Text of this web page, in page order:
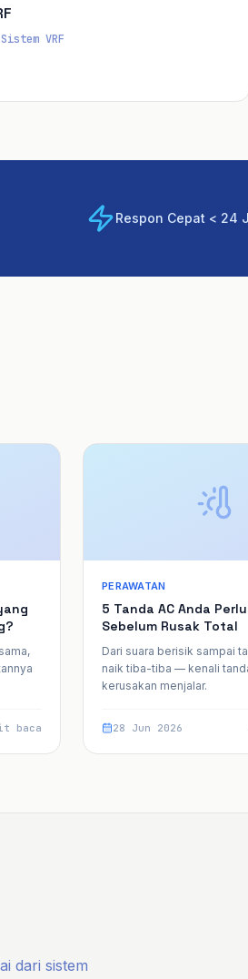
Sistem VRF
Respon Cepat < 24
baca
PERAWATAN
5 Tanda AC Anda
Sebelum Rusak Total
Dari suara berisik sampai
naik tiba-tiba — kenali
kerusakan menjalar.
28 Jun 2026
dari sistem